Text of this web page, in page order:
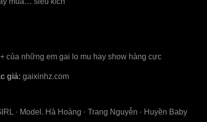
của những em gai lo mu hay show hàng cực
giả: gaixinhz.com
· Model. Hà Hoàng · Trang Nguyễn · Huyền Baby